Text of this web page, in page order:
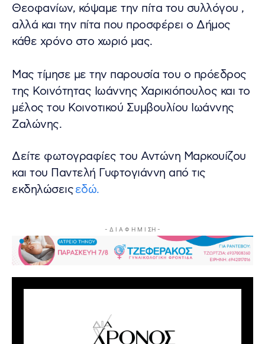
Θεοφανίων, κόψαμε την πίτα του συλλόγου ,
αλλά και την πίτα που προσφέρει ο Δήμος
κάθε χρόνο στο χωριό μας.
Μας τίμησε με την παρουσία του ο πρόεδρος
της Κοινότητας Ιωάννης Χαρικιόπουλος και το
μέλος του Κοινοτικού Συμβουλίου Ιωάννης
Ζαλώνης.
Δείτε φωτογραφίες του Αντώνη Μαρκουίζου
και του Παντελή Γυφτογιάννη από τις
εκδηλώσειςεδώ.
- Δ Ι Α Φ Η Μ Ι ΣΗ -